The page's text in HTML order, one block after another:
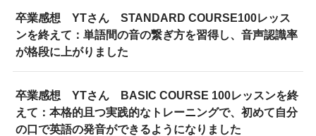
卒業感想 YTさん STANDARD COURSE100レッス
ンを終えて：単語間の音の繋ぎ方を習得し、音声認識率
が格段に上がりました
卒業感想 YTさん BASIC COURSE 100レッスンを終
えて：本格的且つ実践的なトレーニングで、初めて自分
の口で英語の発音ができるようになりました